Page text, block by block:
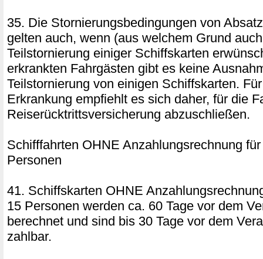
35. Die Stornierungsbedingungen von
gelten auch, wenn (aus welchem Grund
Teilstornierung einiger Schiffskarten
erkrankten Fahrgästen gibt es keine
Teilstornierung von einigen Schiffskarten.
Erkrankung empfiehlt es sich daher, für die
Reiserücktrittsversicherung abzuschließen.
Schifffahrten OHNE Anzahlungsrechnung
Personen
41. Schiffskarten OHNE
15 Personen werden ca. 60 Tage vor dem
berechnet und sind bis 30 Tage vor dem
zahlbar.